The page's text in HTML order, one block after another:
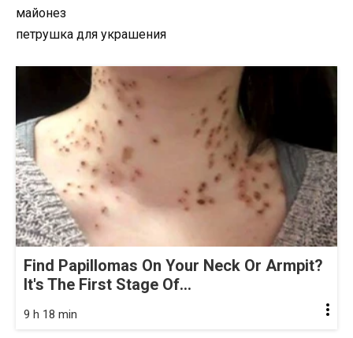
майонез
петрушка для украшения
Find Papillomas On Your Neck Or Armpit?
It's The First Stage Of...
9 h 18 min